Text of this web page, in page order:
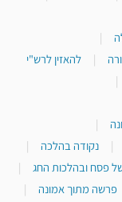
|
|
להאזין לרש"י
|
|
| נקודה בהלכה
|
פסח ובהלכות החג
|
פרשה מתוך אמונה
|